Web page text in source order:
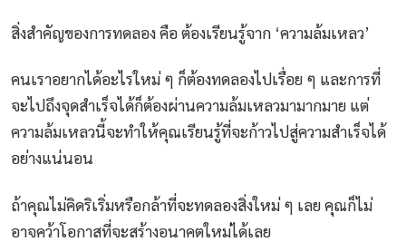
สิ่งสำคัญของการทดลอง คือ ต้องเรียนรู้จาก ‘ความล้มเหลว’
คนเราอยากได้อะไรใหม่ ๆ ก็ต้องทดลองไปเรื่อย ๆ และการที่
จะไปถึงจุดสำเร็จได้ก็ต้องผ่านความล้มเหลวมามากมาย แต่
ความล้มเหลวนี้จะทำให้คุณเรียนรู้ที่จะก้าวไปสู่ความสำเร็จได้
อย่างแน่นอน
ถ้าคุณไม่คิดริเริ่มหรือกล้าที่จะทดลองสิ่งใหม่ ๆ เลย คุณก็ไม่
อาจคว้าโอกาสที่จะสร้างอนาคตใหม่ได้เลย